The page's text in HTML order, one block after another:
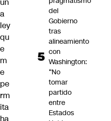
a
ley
qu
e
m
e
pe
rm
ita
ha
del
Gobierno
tras
alineamiento
con
Washington:
“No
tomar
partido
entre
Estados